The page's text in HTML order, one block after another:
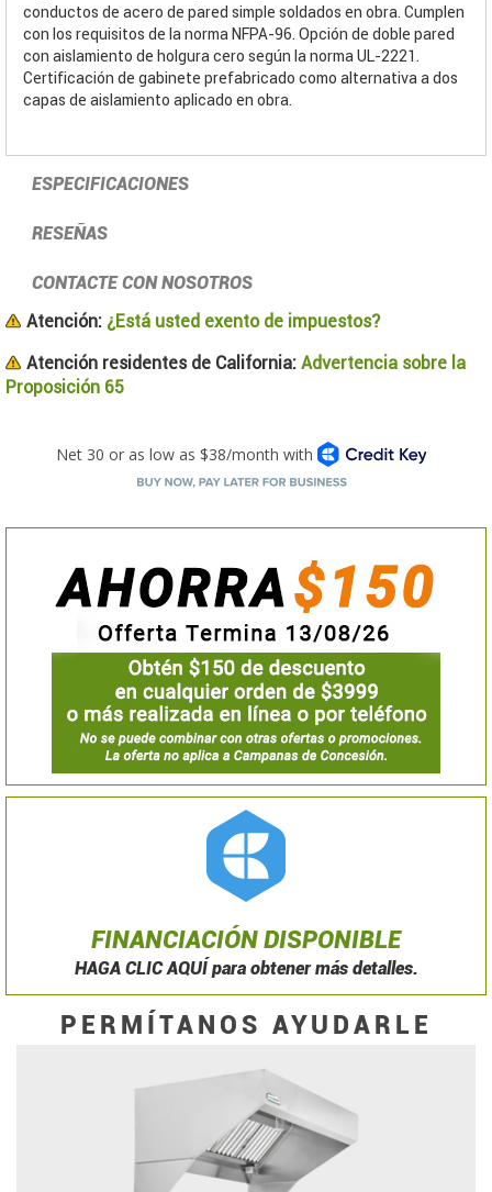
conductos de acero de pared simple soldados en obra. Cumplen
con los requisitos de la norma NFPA-96. Opción de doble pared
con aislamiento de holgura cero según la norma UL-2221.
Certificación de gabinete prefabricado como alternativa a dos
capas de aislamiento aplicado en obra.
ESPECIFICACIONES
RESEÑAS
CONTACTE CON NOSOTROS
Atención: ¿Está usted exento de impuestos?
Atención residentes de California: Advertencia sobre la
Proposición 65
FINANCIACIÓN DISPONIBLE
HAGA CLIC AQUÍ para obtener más detalles.
PERMÍTANOS AYUDARLE